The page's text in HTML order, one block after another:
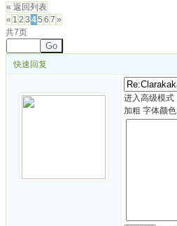
« 返回列表
« 1 2 3 45 6 7 »
共7页
Go
快速回复
进入高级模式
加粗 字体颜色